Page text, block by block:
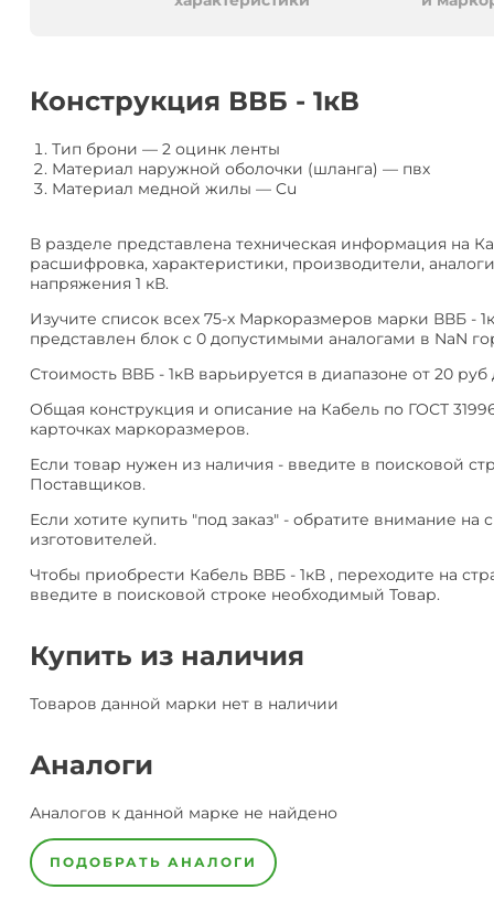
тендер
Конструкция ВВБ - 1кВ
Тип брони — 2 оцинк ленты
Материал наружной оболочки (шланга) — пвх
Материал медной жилы — Cu
В разделе представлена техническая информация на
расшифровка, характеристики, производители,
напряжения 1 кВ.
Изучите список всех 75-х Маркоразмеров марки ВВБ -
представлен блок с 0 допустимыми аналогами в NaN
Стоимость ВВБ - 1кВ варьируется в диапазоне от 20 руб
Общая конструкция и описание на Кабель по ГОСТ
карточках маркоразмеров.
Если товар нужен из наличия - введите в поисковой
Поставщиков.
Если хотите купить "под заказ" - обратите внимание на
изготовителей.
Чтобы приобрести Кабель ВВБ - 1кВ , переходите на
введите в поисковой строке необходимый Товар.
Купить из наличия
Товаров данной марки нет в наличии
Аналоги
Аналогов к данной марке не найдено
ПОДОБРАТЬ АНАЛОГИ